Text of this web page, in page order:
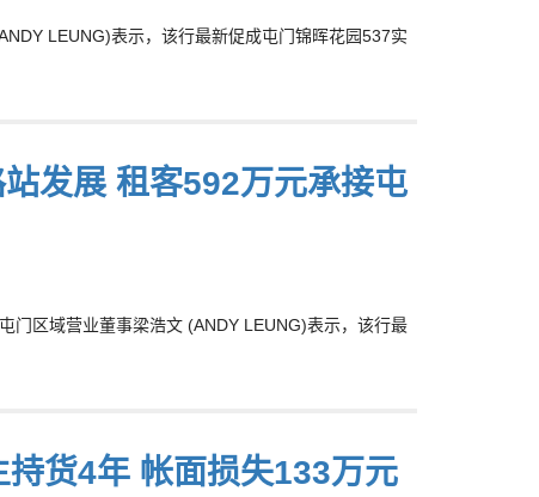
LEUNG)表示，该行最新促成屯门锦晖花园537实
发展 租客592万元承接屯
门区域营业董事梁浩文 (ANDY LEUNG)表示，该行最
货4年 帐面损失133万元